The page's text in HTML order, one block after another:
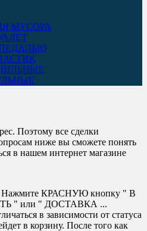
МУСОРА
Поэтому все сделки
ниже вы сможете понять
в нашем интернет магазине
Нажмите КРАСНУЮ кнопку " В
" или " ДОСТАВКА ...
в зависимости от статуса
в корзину. После того как